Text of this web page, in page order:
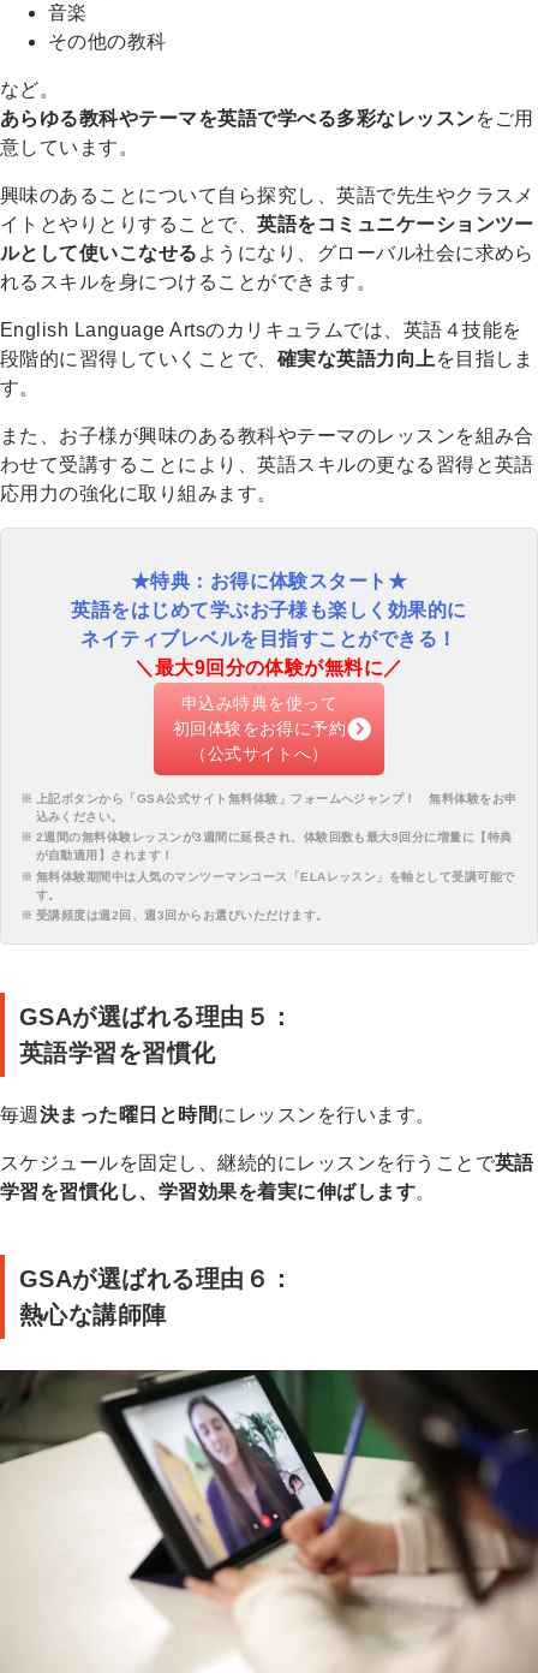
音楽
その他の教科
など。
あらゆる教科やテーマを英語で学べる多彩なレッスンをご用
意しています。
興味のあることについて自ら探究し、英語で先生やクラスメ
イトとやりとりすることで、英語をコミュニケーションツー
ルとして使いこなせる ようになり、グローバル社会に求めら
れるスキルを身につけることができます。
English Language Artsのカリキュラムでは、英語４技能を
段階的に習得していくことで、 確実な英語力向上 を目指しま
す。
また、お子様が興味のある教科やテーマのレッスンを組み合
わせて受講することにより、英語スキルの更なる習得と英語
応用力の強化に取り組みます。
★特典：お得に体験スタート★
英語をはじめて学ぶお子様も楽しく効果的に
ネイティブレベルを目指すことができる！
＼最大9回分の体験が無料に／
申込み特典を使って
初回体験をお得に予約
（公式サイトへ）
上記ボタンから「 GSA公式サイト無料体験 」フォームへジャンプ！ 無料体験をお申
込みください。
2週間の無料体験レッスンが3週間に延長され、体験回数も最大9回分に増量に【特典
が自動適用】されます！
無料体験期間中は人気のマンツーマンコース「ELAレッスン」を軸として受講可能で
す。
受講頻度は週2回、週3回からお選びいただけます。
GSAが選ばれる理由５：
英語学習を習慣化
毎週 決まった曜日と時間にレッスンを行います。
スケジュールを固定し、継続的にレッスンを行うことで英語
学習を習慣化し、学習効果を着実に伸ばします。
GSAが選ばれる理由６：
熱心な講師陣